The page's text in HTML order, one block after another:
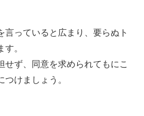
っていると広まり、要らぬト
。
ず、同意を求められてもにこ
けましょう。